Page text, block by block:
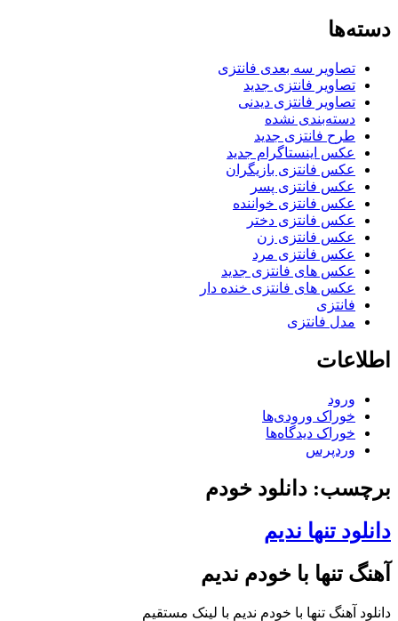
دسته‌ها
تصاویر سه بعدی فانتزی
تصاویر فانتزی جدید
تصاویر فانتزی دیدنی
دسته‌بندی نشده
طرح فانتزی جدید
عکس اینستاگرام جدید
عکس فانتزی بازیگران
عکس فانتزی پسر
عکس فانتزی خواننده
عکس فانتزی دختر
عکس فانتزی زن
عکس فانتزی مرد
عکس های فانتزی جدید
عکس های فانتزی خنده دار
فانتزی
مدل فانتزی
اطلاعات
ورود
خوراک ورودی‌ها
خوراک دیدگاه‌ها
وردپرس
برچسب: دانلود خودم
دانلود تنها ندیم
آهنگ تنها با خودم ندیم
دانلود آهنگ تنها با خودم ندیم با لینک مستقیم